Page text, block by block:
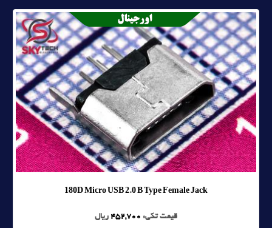
180D Micro USB 2.0 B Type Female Jack
قیمت تکی: 452,700 ریال